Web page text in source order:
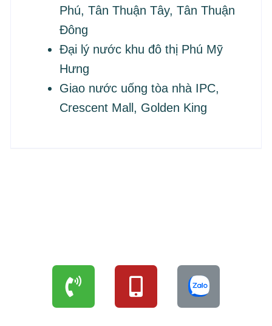
Phú, Tân Thuận Tây, Tân Thuận
Đông
Đại lý nước khu đô thị Phú Mỹ
Hưng
Giao nước uống tòa nhà IPC,
Crescent Mall, Golden King